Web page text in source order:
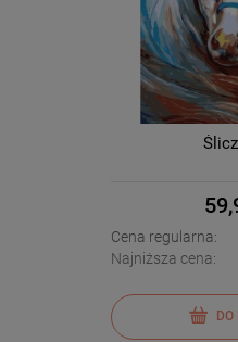
Cena regularna:
Najniższa cena: